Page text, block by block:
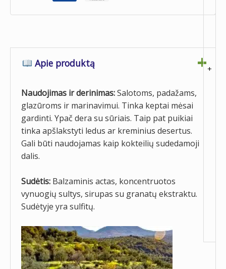
+
Apie produktą
Naudojimas ir derinimas:Salotoms, padažams,
glazūroms ir marinavimui. Tinka keptai mėsai
gardinti. Ypač dera su sūriais. Taip pat puikiai
tinka apšlakstyti ledus ar kreminius desertus.
Gali būti naudojamas kaip kokteilių sudedamoji
dalis.
Sudėtis:Balzaminis actas, koncentruotos
vynuogių sultys, sirupas su granatų ekstraktu.
Sudėtyje yra sulfitų.